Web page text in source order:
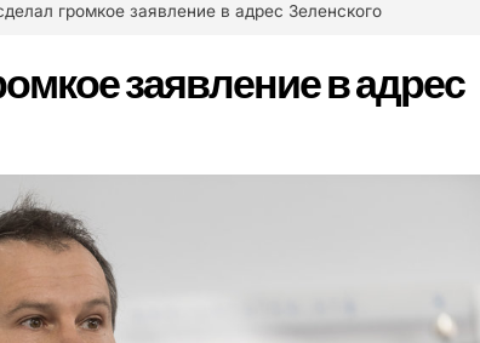
громкое заявление в адрес Зеленского
заявление в адрес